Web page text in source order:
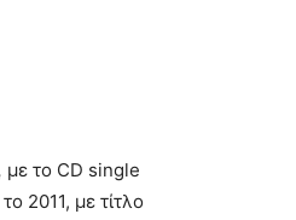
με το CD single
2011, με τίτλο